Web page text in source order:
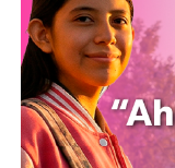
El general Jung
“están dispuestos
las provocaciones
Según el nuevo
desempeñar un